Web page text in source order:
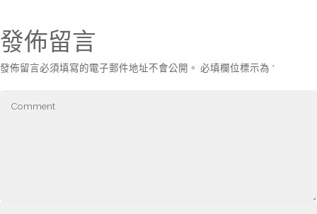
發佈留言
發佈留言必須填寫的電子郵件地址不會公開。 必填欄位標示為 *